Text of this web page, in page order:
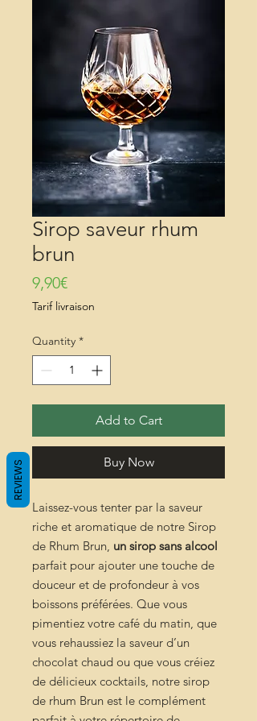
Sirop saveur rhum
brun
9,90€Price
Tarif livraison
Quantity *
Add to Cart
Buy Now
Laissez-vous tenter par la saveur
riche et aromatique de notre Sirop
de Rhum Brun, un sirop sans alcool
parfait pour ajouter une touche de
douceur et de profondeur à vos
boissons préférées. Que vous
pimentiez votre café du matin, que
vous rehaussiez la saveur d’un
chocolat chaud ou que vous créiez
de délicieux cocktails, notre sirop
de rhum Brun est le complément
REVIEWS